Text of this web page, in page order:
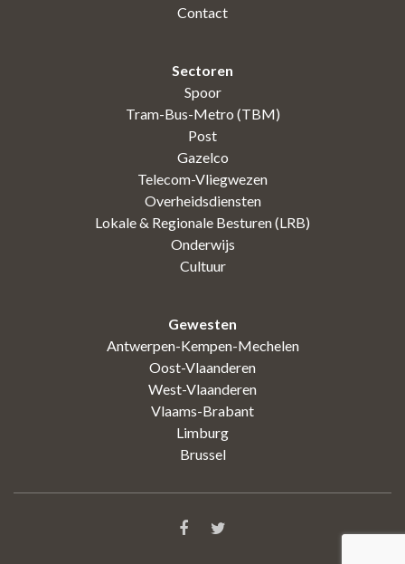
Contact
Sectoren
Spoor
Tram-Bus-Metro (TBM)
Post
Gazelco
Telecom-Vliegwezen
Overheidsdiensten
Lokale & Regionale Besturen (LRB)
Onderwijs
Cultuur
Gewesten
Antwerpen-Kempen-Mechelen
Oost-Vlaanderen
West-Vlaanderen
Vlaams-Brabant
Limburg
Brussel